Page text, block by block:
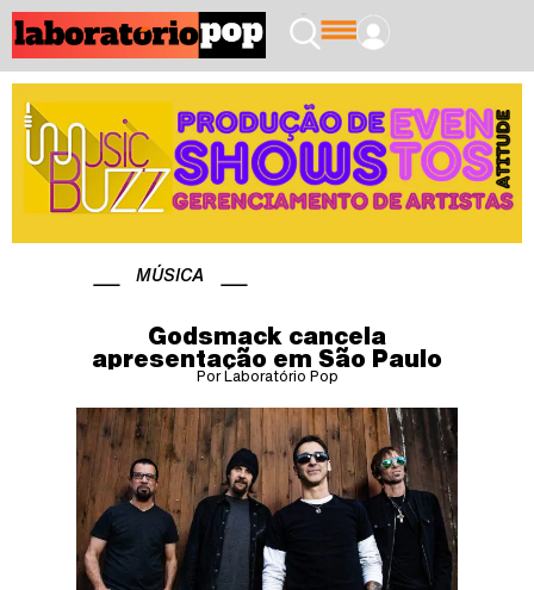
MÚSICA
Godsmack cancela
apresentação em São Paulo
Por Laboratório Pop